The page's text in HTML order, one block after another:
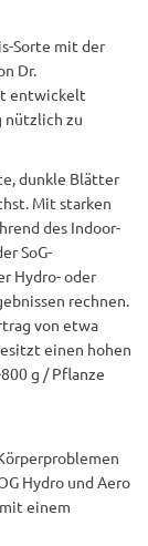
Sorte mit der
Dr.
entwickelt
nützlich zu
dunkle Blätter
Mit starken
des Indoor-
SoG-
Hydro- oder
rechnen.
von etwa
einen hohen
g / Pflanze
Hydro und Aero
einem